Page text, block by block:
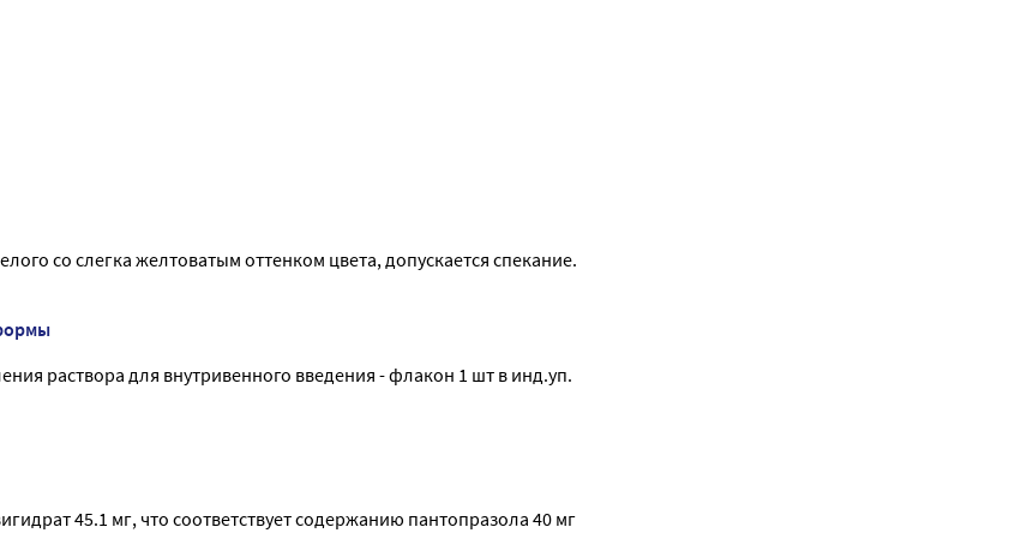
со слегка желтоватым оттенком цвета, допускается спекание.
раствора для внутривенного введения - флакон 1 шт в инд.уп.
45.1 мг, что соответствует содержанию пантопразола 40 мг